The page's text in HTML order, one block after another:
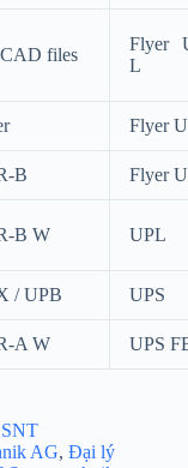
files
Flyer
L
Flyer
B Flyer
B W UPL
/ UPB UPS
A W UPS
SNT
AG, Đại lý